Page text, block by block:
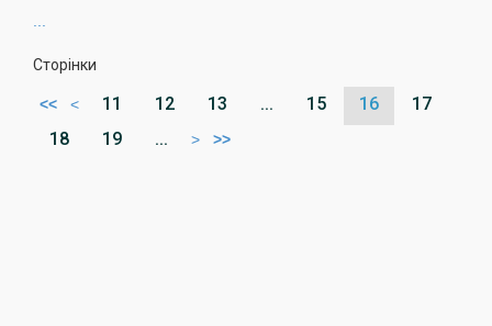
...
Сторінки
<< < 11 12 13 ... 15 16
17
18
19 ... > >>